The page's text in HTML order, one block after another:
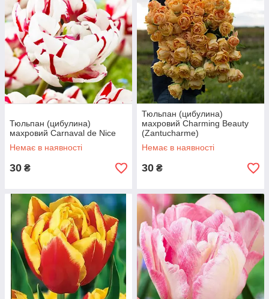
Тюльпан (цибулина)
махровий Carnaval de Nice
Немає в наявності
30 ₴
Тюльпан (цибулина)
махровий Charming Beauty
(Zantucharme)
Немає в наявності
30 ₴